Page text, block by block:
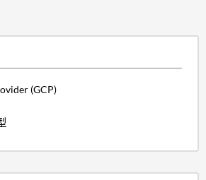
(GCP)